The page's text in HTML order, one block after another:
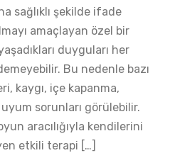
sağlıklı şekilde ifade
amaçlayan özel bir
duyguları her
Bu nedenle bazı
kaygı, içe kapanma,
sorunları görülebilir.
aracılığıyla kendilerini
etkili terapi […]